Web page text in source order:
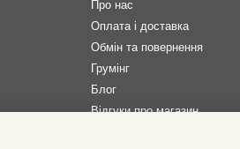
Про нас
Оплата і доставка
Обмін та повернення
Грумінг
Блог
Відгуки про магазин